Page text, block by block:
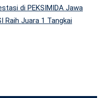
di PEKSIMIDA Jawa
Raih Juara 1 Tangkai